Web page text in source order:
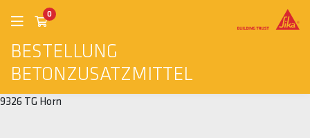
BESTELLUNG
BETONZUSATZMITTEL
0
9326 TG Horn